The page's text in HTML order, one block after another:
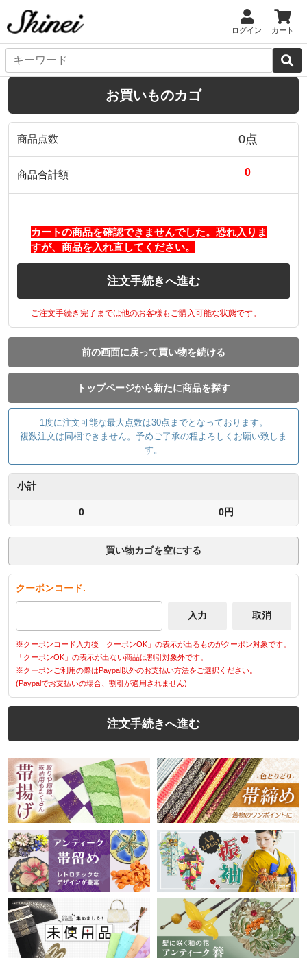
ログイン カート
お買いものカゴ
商品点数 0点
商品合計額 0
カートの商品を確認できませんでした。恐れ入りま
すが、商品を入れ直してください。
注文手続きへ進む
ご注文手続き完了までは他のお客様もご購入可能な状態です。
前の画面に戻って買い物を続ける
トップページから新たに商品を探す
1度に注文可能な最大点数は30点までとなっております。
複数注文は同梱できません。予めご了承の程よろしくお願い致しま
す。
小計
0 0円
買い物カゴを空にする
クーポンコード.
※クーポンコード入力後「クーポンOK」の表示が出るものがクーポン対象です。
「クーポンOK」の表示が出ない商品は割引対象外です。
※クーポンご利用の際はPaypal以外のお支払い方法をご選択ください。
(Paypalでお支払いの場合、割引が適用されません)
注文手続きへ進む